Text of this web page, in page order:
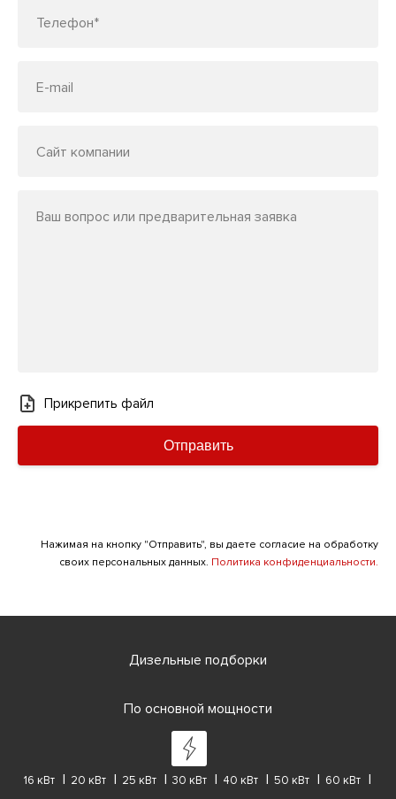
Телефон*
E-mail
Сайт компании
Ваш вопрос или предварительная заявка
Прикрепить файл
Отправить
Нажимая на кнопку "Отправить", вы даете согласие на обработку
своих персональных данных. Политика конфиденциальности.
Дизельные подборки
По основной мощности
16 кВт 20 кВт 25 кВт 30 кВт 40 кВт 50 кВт
60 кВт